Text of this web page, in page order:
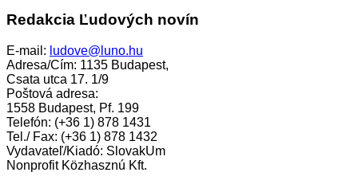
Redakcia Ľudových novín
E-mail: ludove@luno.hu
Adresa/Cím: 1135 Budapest,
Csata utca 17. 1/9
Poštová adresa:
1558 Budapest, Pf. 199
Telefón: (+36 1) 878 1431
Tel./ Fax: (+36 1) 878 1432
Vydavateľ/Kiadó: SlovakUm
Nonprofit Közhasznú Kft.